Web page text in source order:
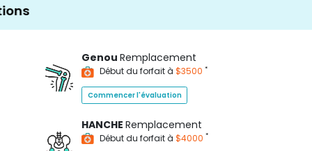
Genou Remplacement
Début du forfait à $3500 *
Commencer l'évaluation
HANCHE Remplacement
Début du forfait à $4000 *